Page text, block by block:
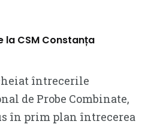
la CSM Constanța
întrecerile
de Probe Combinate,
în prim plan întrecerea